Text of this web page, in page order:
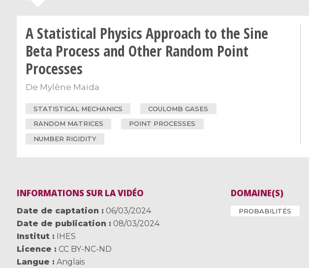
A Statistical Physics Approach to the Sine
Beta Process and Other Random Point
Processes
De Mylène Maïda
STATISTICAL MECHANICS
COULOMB GASES
RANDOM MATRICES
POINT PROCESSES
NUMBER RIGIDITY
INFORMATIONS SUR LA VIDÉO
Date de captation
06/03/2024
Date de publication
08/03/2024
Institut
IHES
Licence
CC BY-NC-ND
Langue
Anglais
DOMAINE(S)
PROBABILITÉS